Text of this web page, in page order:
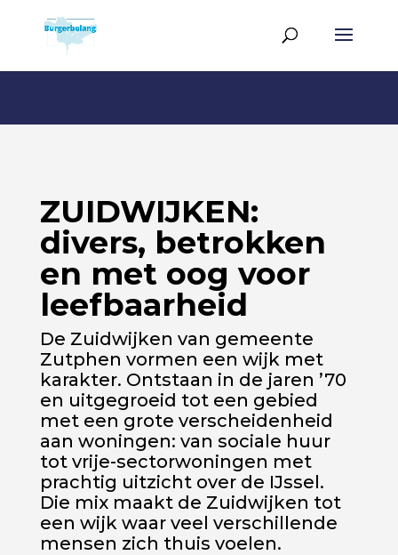
ZUIDWIJKEN:
divers, betrokken
en met oog voor
leefbaarheid
De Zuidwijken van gemeente
Zutphen vormen een wijk met
karakter. Ontstaan in de jaren ’70
en uitgegroeid tot een gebied
met een grote verscheidenheid
aan woningen: van sociale huur
tot vrije-sectorwoningen met
prachtig uitzicht over de IJssel.
Die mix maakt de Zuidwijken tot
een wijk waar veel verschillende
mensen zich thuis voelen.